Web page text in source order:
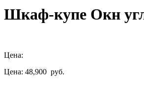
Шкаф-купе Окн
Цена:
Цена: 48,900 руб.